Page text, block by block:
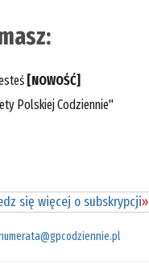
[NOWOŚĆ]
Polskiej Codziennie"
się więcej o subskrypcji»